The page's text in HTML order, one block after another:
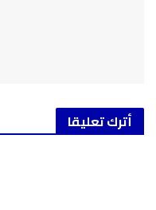
أترك تعليقا